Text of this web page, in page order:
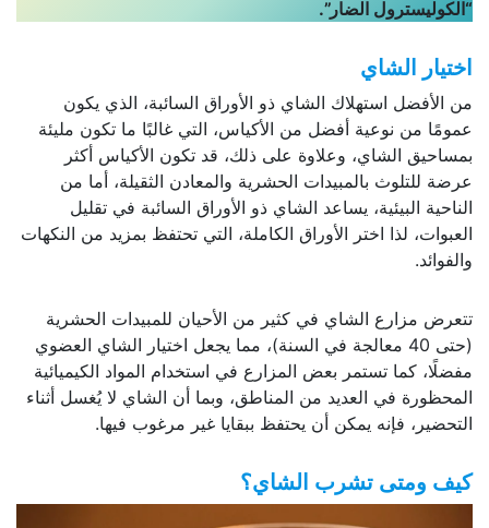
“الكوليسترول الضار”.
اختيار الشاي
من الأفضل استهلاك الشاي ذو الأوراق السائبة، الذي يكون
عمومًا من نوعية أفضل من الأكياس، التي غالبًا ما تكون مليئة
بمساحيق الشاي، وعلاوة على ذلك، قد تكون الأكياس أكثر
عرضة للتلوث بالمبيدات الحشرية والمعادن الثقيلة، أما من
الناحية البيئية، يساعد الشاي ذو الأوراق السائبة في تقليل
العبوات، لذا اختر الأوراق الكاملة، التي تحتفظ بمزيد من النكهات
والفوائد.
تتعرض مزارع الشاي في كثير من الأحيان للمبيدات الحشرية
(حتى 40 معالجة في السنة)، مما يجعل اختيار الشاي العضوي
مفضلًا، كما تستمر بعض المزارع في استخدام المواد الكيميائية
المحظورة في العديد من المناطق، وبما أن الشاي لا يُغسل أثناء
التحضير، فإنه يمكن أن يحتفظ ببقايا غير مرغوب فيها.
كيف ومتى تشرب الشاي؟